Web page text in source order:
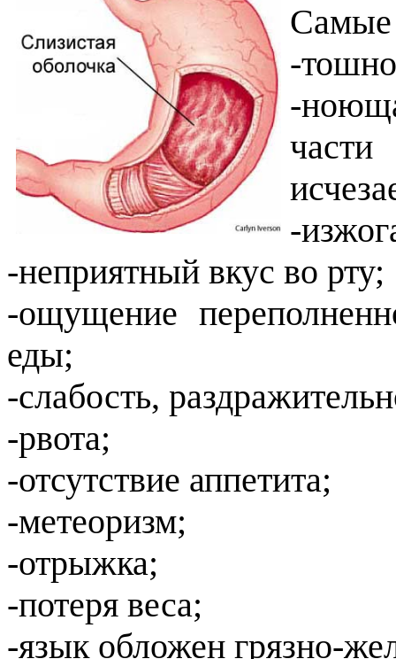
Самые
-
-
-
-неприятный вкус во рту;
-ощущение
еды;
-слабость,
-рвота;
-отсутствие аппетита;
-метеоризм;
-отрыжка;
-потеря веса;
-язык обложен грязно-